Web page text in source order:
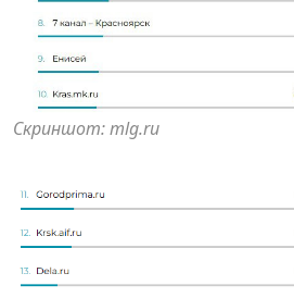
Скриншот: mlg.ru